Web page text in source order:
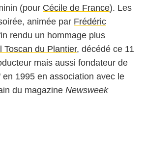
(pour Cécile de France). Les
animée par Frédéric
rendu un hommage plus
Toscan du Plantier, décédé ce 11
mais aussi fondateur de
1995 en association avec le
du magazine Newsweek